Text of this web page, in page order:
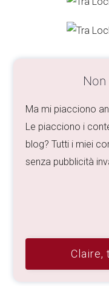
Ma mi piacciono
Le piacciono i
blog? Tutti i miei
senza pubblicità
Claire,